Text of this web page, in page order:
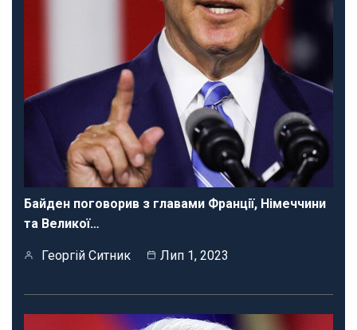
Байден поговорив з главами Франції, Німеччини
та Великої…
Георгій Ситник Лип 1, 2023